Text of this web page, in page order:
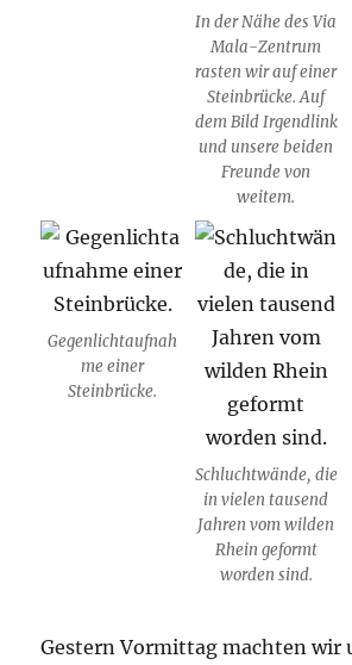
In der Nähe des Via
Mala-Zentrum
rasten wir auf einer
Steinbrücke. Auf
dem Bild Irgendlink
und unsere beiden
Freunde von
weitem.
Gegenlichtaufnah
me einer
Steinbrücke.
Schluchtwände, die
in vielen tausend
Jahren vom wilden
Rhein geformt
worden sind.
Gestern Vormittag machten wir